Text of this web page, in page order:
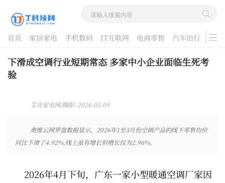
首页 家居家电 手机数码 IT互联网 电商零售 汽车出行
游戏
酷品评测
下滑成空调行业短期常态 多家中小企业面临生死考
验
艾肯家电网/陶阳 2026-05-09
奥维云网罗盘数据显示，2026年1至3月份空调产品的线下零售均价
同比下滑了4.92%,线上虽有增长但增长仅为2.96%。
2026年4月下旬，广东一家小型暖通空调厂家因